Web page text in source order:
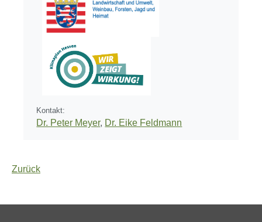
Kontakt:
Dr. Peter Meyer, Dr. Eike Feldmann
Zurück